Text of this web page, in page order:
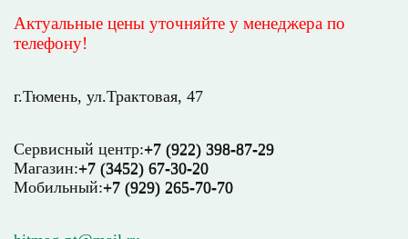
Актуальные цены уточняйте у менеджера по
телефону!
г.Тюмень, ул.Трактовая, 47
Сервисный центр:+7 (922) 398-87-29
Магазин:+7 (3452) 67-30-20
Мобильный:+7 (929) 265-70-70